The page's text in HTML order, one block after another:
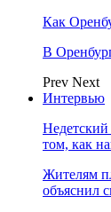
Как
В
Prev Next
Интервью
том, как
Жителям
объяснил